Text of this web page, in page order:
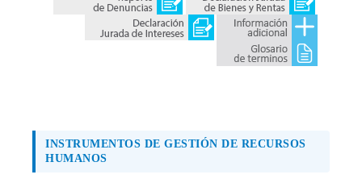
INSTRUMENTOS DE GESTIÓN DE RECURSOS
HUMANOS